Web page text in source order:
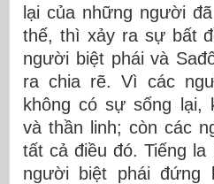
lại của những người
thế, thì xảy ra sự bất
người biệt phái và
ra chia rẽ. Vì các
không có sự sống lại,
và thần linh; còn các
tất cả điều đó. Tiếng
người biệt phái đứng